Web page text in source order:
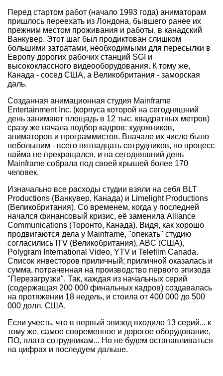
Перед стартом работ (начало 1993 года) аниматорам
пришлось переехать из Лондона, бывшего ранее их
прежним местом проживания и работы, в канадский
Ванкувер. Этот шаг был продиктован слишком
большими затратами, необходимыми для пересылки в
Европу дорогих рабочих станций SGI и
высококлассного видеооборудования. К тому же,
Канада - сосед США, а Великобритания - заморская
даль.
Созданная анимационная студия Mainframe
Entertainment Inc. (корпуса которой на сегодняшний
день занимают площадь в 12 тыс. квадратных метров)
сразу же начала подбор кадров: художников,
аниматоров и программистов. Вначале их число было
небольшим - всего пятнадцать сотрудников, но процесс
найма не прекращался, и на сегодняшний день
Mainframe собрала под своей крышей более 170
человек.
Изначально все расходы студии взяли на себя BLT
Productions (Ванкувер, Канада) и Limelight Productions
(Великобритания). Со временем, когда у последней
начался финансовый кризис, её заменила Alliance
Communications (Торонто, Канада). Видя, как хорошо
продвигаются дела у Mainframe, "опекать" студию
согласились ITV (Великобритания), ABC (США),
Polygram International Video, YTV и Telefilm Canada.
Список инвесторов приличный; приличной оказалась и
сумма, потраченная на производство первого эпизода
"Перезагрузки". Так, каждая из начальных серий
(содержащая 200 000 финальных кадров) создавалась
на протяжении 18 недель, и стоила от 400 000 до 500
000 долл. США.
Если учесть, что в первый эпизод входило 13 серий... к
тому же, самое современное и дорогое оборудование,
ПО, плата сотрудникам... Но не будем останавливаться
на цифрах и последуем дальше.